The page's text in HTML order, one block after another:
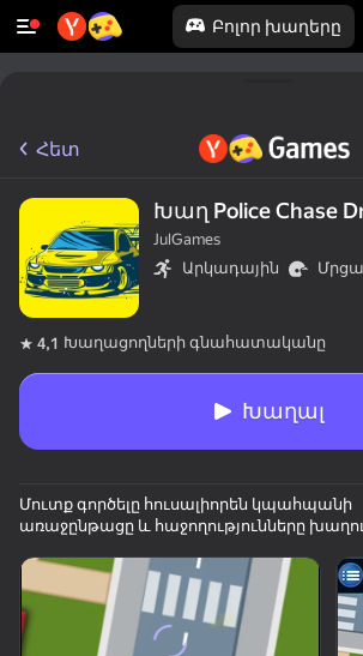
Բոլոր խաղերը
Պտտեք
Խաղը աշխատում է միայն
ուղղությամբ
Հետ
Խաղ Police Chase
JulGames
Արկադային
4,1 Խաղացողների գնահատականը
Խաղալ
Մուտք գործելը հուսալիորեն կպահպանի
առաջընթացը և հաջողությունները